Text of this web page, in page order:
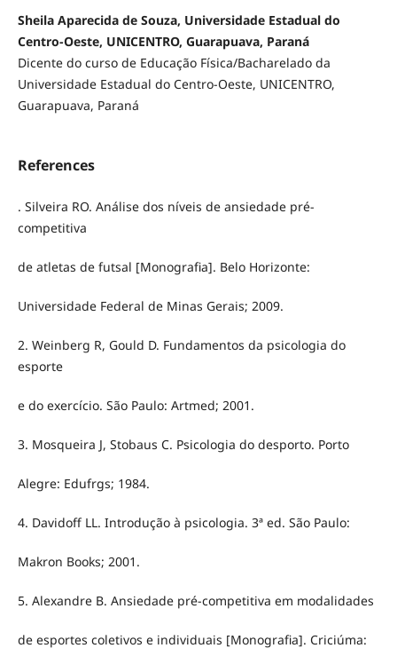
Sheila Aparecida de Souza, Universidade Estadual do
Centro-Oeste, UNICENTRO, Guarapuava, Paraná
Dicente do curso de Educação Física/Bacharelado da
Universidade Estadual do Centro-Oeste, UNICENTRO,
Guarapuava, Paraná
References
. Silveira RO. Análise dos níveis de ansiedade pré-
competitiva
de atletas de futsal [Monografia]. Belo Horizonte:
Universidade Federal de Minas Gerais; 2009.
2. Weinberg R, Gould D. Fundamentos da psicologia do
esporte
e do exercício. São Paulo: Artmed; 2001.
3. Mosqueira J, Stobaus C. Psicologia do desporto. Porto
Alegre: Edufrgs; 1984.
4. Davidoff LL. Introdução à psicologia. 3ª ed. São Paulo:
Makron Books; 2001.
5. Alexandre B. Ansiedade pré-competitiva em modalidades
de esportes coletivos e individuais [Monografia]. Criciúma: